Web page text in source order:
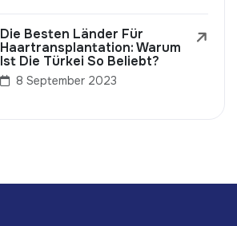
Die Besten Länder Für
Haartransplantation: Warum
Ist Die Türkei So Beliebt?
8 September 2023